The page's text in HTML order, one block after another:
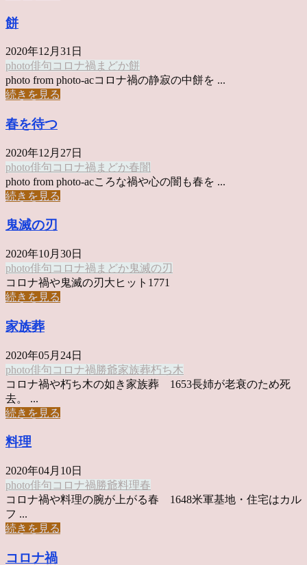
餅
2020年12月31日
photo俳句 コロナ禍 まどか餅
photo from photo-acコロナ禍の静寂の中餅を ...
続きを見る
春を待つ
2020年12月27日
photo俳句 コロナ禍 まどか春闇
photo from photo-acころな禍や心の闇も春を ...
続きを見る
鬼滅の刃
2020年10月30日
photo俳句 コロナ禍 まどか鬼滅の刃
コロナ禍や鬼滅の刃大ヒット1771
続きを見る
家族葬
2020年05月24日
photo俳句 コロナ禍 勝爺家族葬朽ち木
コロナ禍や朽ち木の如き家族葬 1653長姉が老衰のため死
去。 ...
続きを見る
料理
2020年04月10日
photo俳句 コロナ禍 勝爺料理春
コロナ禍や料理の腕が上がる春 1648米軍基地・住宅はカル
フ ...
続きを見る
コロナ禍